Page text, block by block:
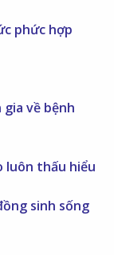
phức hợp
gia về bệnh
luôn thấu hiểu
sinh sống